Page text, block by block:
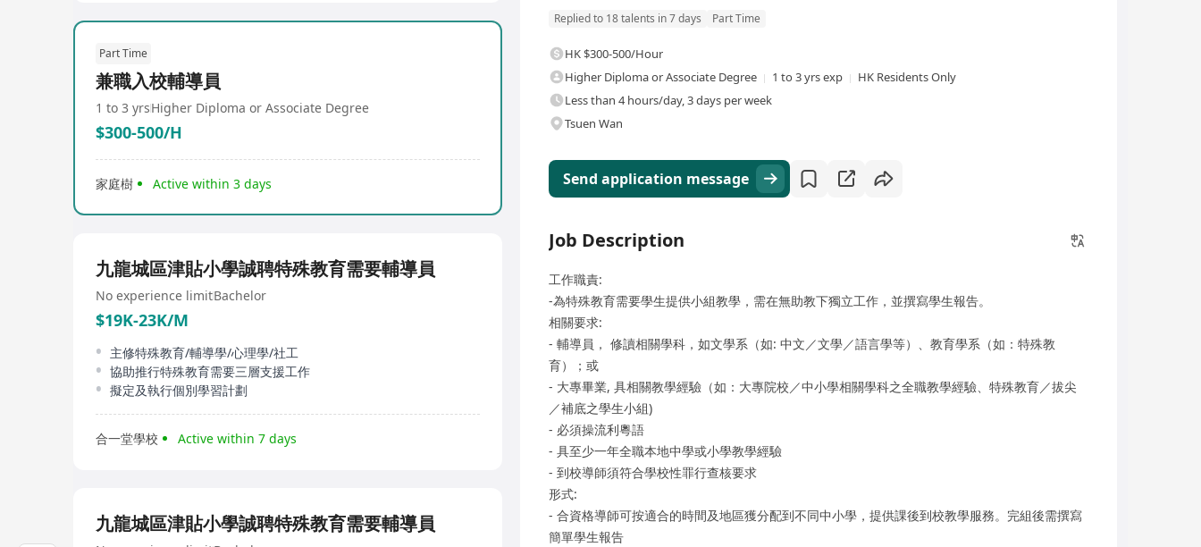
Part Time
兼職入校輔導員
1 to 3 yrsHigher Diploma or Associate Degree
$300-500/H
家庭樹 Active within 3 days
九龍城區津貼小學誠聘特殊教育需要輔導員
No experience limitBachelor
$19K-23K/M
主修特殊教育/輔導學/心理學/社工
協助推行特殊教育需要三層支援工作
擬定及執行個別學習計劃
合一堂學校 Active within 7 days
九龍城區津貼小學誠聘特殊教育需要輔導員
Replied to 18 talents in 7 days Part Time
HK $300-500/Hour
Higher Diploma or Associate Degree
1 to 3 yrs exp
HK Residents Only
Less than 4 hours/day, 3 days per week
Tsuen Wan
Send application message
Job Description
工作職責:
-為特殊教育需要學生提供小組教學，需在無助教下獨立工作，並撰寫學生報告。
相關要求:
- 輔導員， 修讀相關學科，如文學系（如: 中文／文學／語言學等）、教育學系（如：特殊教
育）；或
- 大專畢業, 具相關教學經驗（如：大專院校／中小學相關學科之全職教學經驗、特殊教育／拔尖
／補底之學生小組)
- 必須操流利粵語
- 具至少一年全職本地中學或小學教學經驗
- 到校導師須符合學校性罪行查核要求
形式:
- 合資格導師可按適合的時間及地區獲分配到不同中小學，提供課後到校教學服務。完組後需撰寫
簡單學生報告